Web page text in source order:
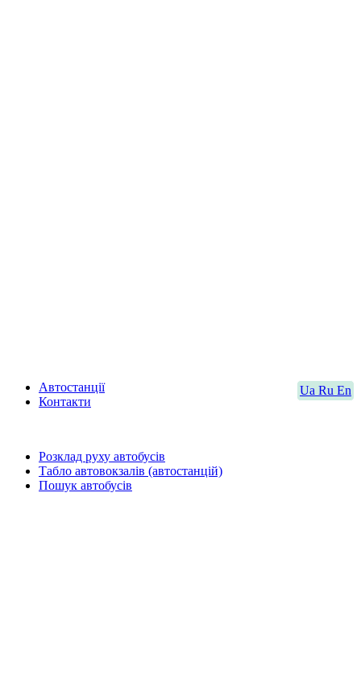
Ua Ru En
Автостанції
Контакти
Розклад руху автобусів
Табло автовокзалів (автостанцій)
Пошук автобусів